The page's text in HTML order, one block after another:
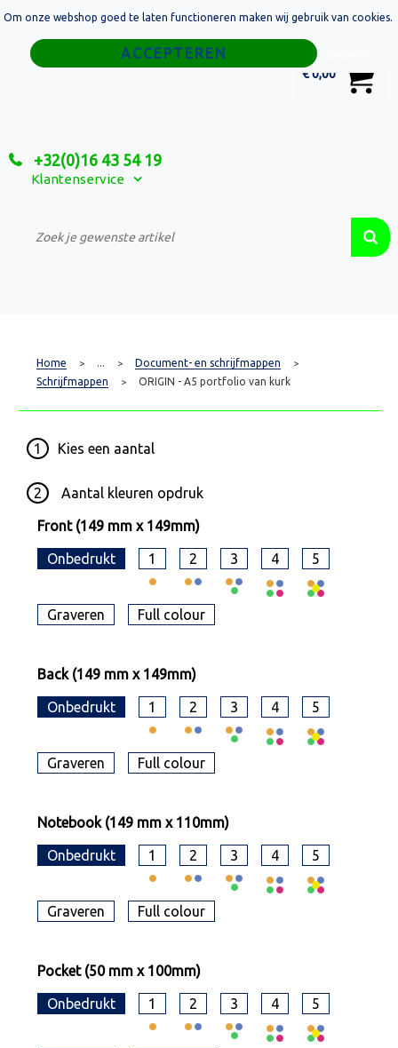
€ 0,00
+32(0)16 43 54 19
Klantenservice
Home
Relatiegeschenken
Custom Made Projecten
Home > ... > Document- en schrijfmappen >
Schrijfmappen > ORIGIN - A5 portfolio van kurk
1 Kies een aantal
2 Aantal kleuren opdruk
Front (149 mm x 149mm)
Onbedrukt 1 2 3 4 5
Graveren Full colour
Back (149 mm x 149mm)
Onbedrukt 1 2 3 4 5
Graveren Full colour
Notebook (149 mm x 110mm)
Onbedrukt 1 2 3 4 5
Graveren Full colour
Pocket (50 mm x 100mm)
Onbedrukt 1 2 3 4 5
Om onze webshop goed te laten functioneren maken wij gebruik van cookies.